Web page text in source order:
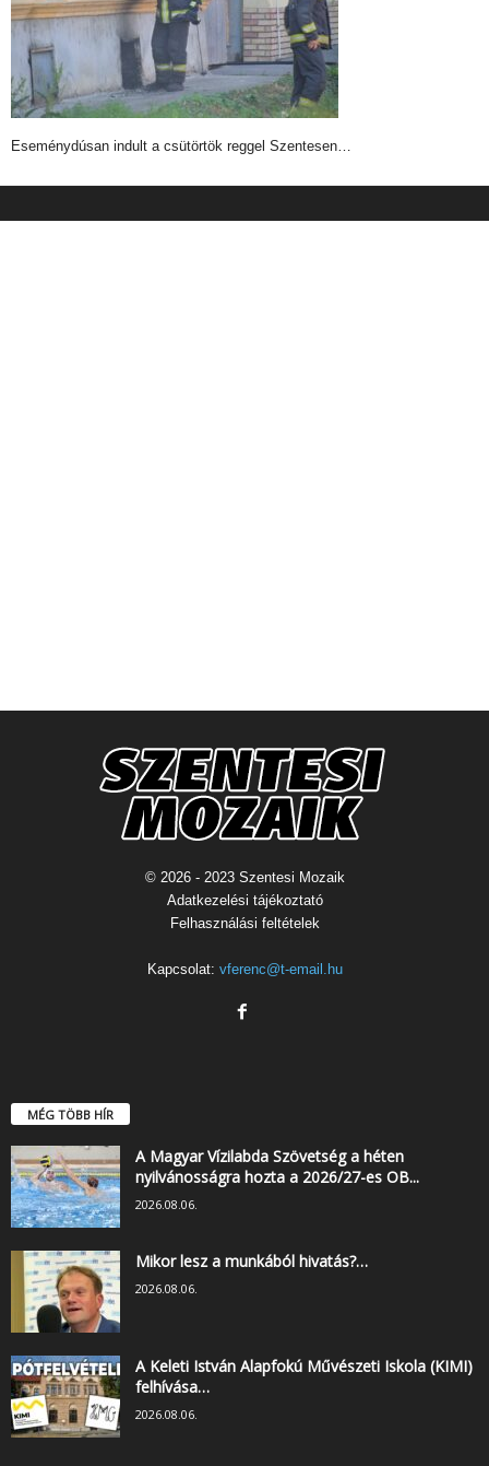
Eseménydúsan indult a csütörtök reggel Szentesen…
© 2026 - 2023 Szentesi Mozaik
Adatkezelési tájékoztató
Felhasználási feltételek
Kapcsolat: vferenc@t-email.hu
MÉG TÖBB HÍR
A Magyar Vízilabda Szövetség a héten
nyilvánosságra hozta a 2026/27-es OB...
2026.08.06.
Mikor lesz a munkából hivatás?…
2026.08.06.
A Keleti István Alapfokú Művészeti Iskola (KIMI)
felhívása…
2026.08.06.